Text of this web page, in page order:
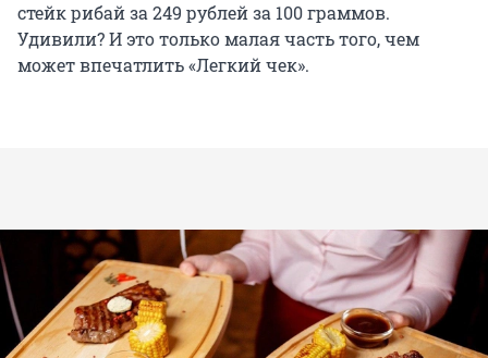
стейк рибай за 249 рублей за 100 граммов.
Удивили? И это только малая часть того, чем
может впечатлить «Легкий чек».